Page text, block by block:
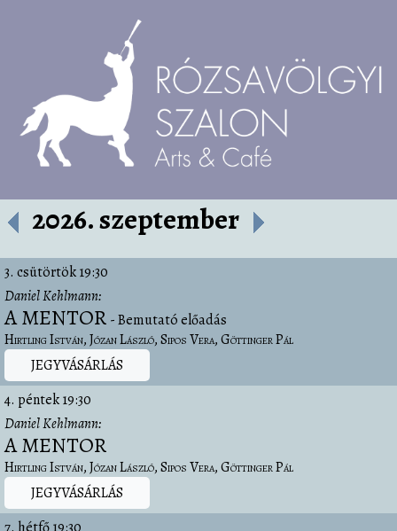
2026. szeptember
3. csütörtök19:30
Daniel Kehlmann
A MENTOR Bemutató előadás
Hirtling István Józan László Sipos Vera Göttinger Pál
JEGYVÁSÁRLÁS
4. péntek19:30
Daniel Kehlmann
A MENTOR
Hirtling István Józan László Sipos Vera Göttinger Pál
JEGYVÁSÁRLÁS